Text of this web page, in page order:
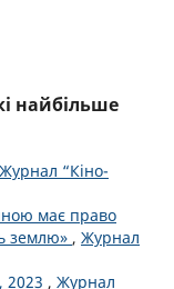
найбільше
Журнал “Кіно-
має право
землю» , Журнал
2023 , Журнал